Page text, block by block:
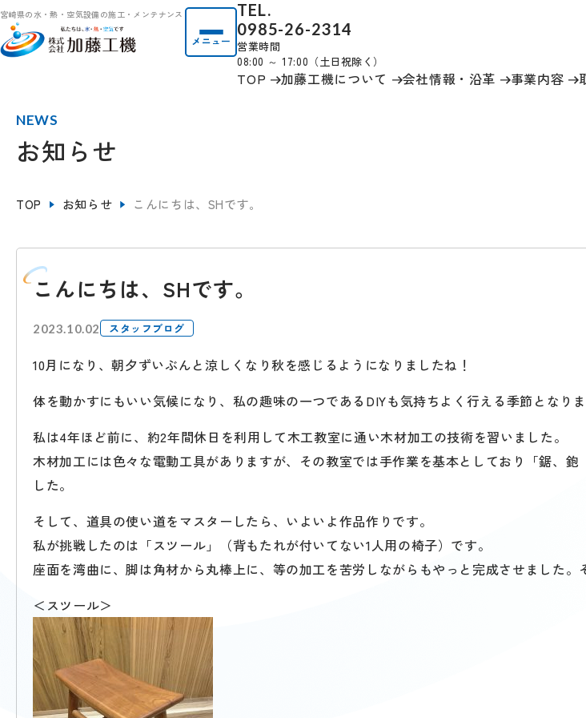
宮崎県の水・熱・空気設備の施工・メンテナンス
メニュー
TEL.
0985-26-2314
営業時間
08:00 ～ 17:00（土日祝除く）
TOP 加藤工機について 会社情報 ・沿革 事業内容
NEWS
お知らせ
TOP お知らせ こんにちは、SHです。
こんにちは、SHです。
2023.10.02 スタッフブログ
10月になり、朝夕ずいぶんと涼しくなり秋を感じるようになりましたね！
体を動かすにもいい気候になり、私の趣味の一つであるDIYも気持ちよく行える季節となりま
私は4年ほど前に、約2年間休日を利用して木工教室に通い木材加工の技術を習いました。
木材加工には色々な電動工具がありますが、その教室では手作業を基本としており「鋸、
した。
そして、道具の使い道をマスターしたら、いよいよ作品作りです。
私が挑戦したのは「スツール」（背もたれが付いてない1人用の椅子）です。
座面を湾曲に、脚は角材から丸棒上に、等の加工を苦労しながらもやっと完成させました。
＜スツール＞